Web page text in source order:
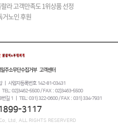
라 고객만족도 1위상품 선정
거노인 후원
주소무단수집거부 고객센터
ㅣ 사업자등록번호 142-81-03431
TEL: 02)3462-5500 / FAX : 02)3463-5500
번길 1 ㅣ TEL: 031) 322-0600 / FAX : 031) 334-7931
3117
Ltd. ALL RIGHTS RESERVERD